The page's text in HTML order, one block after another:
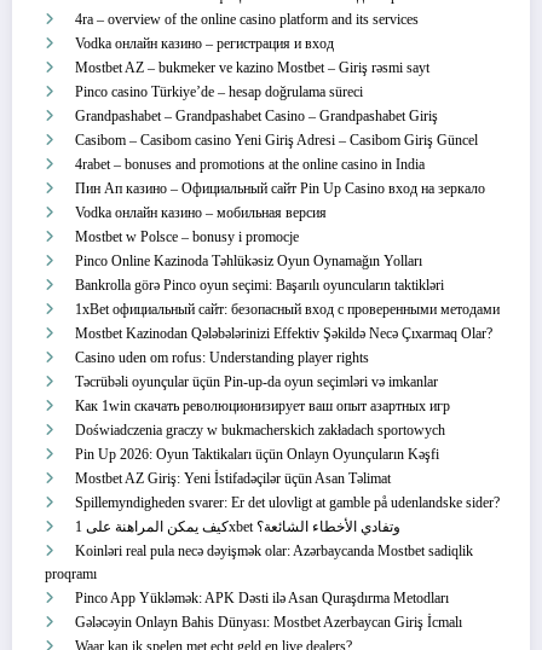
4ra – overview of the online casino platform and its services
Vodka онлайн казино – регистрация и вход
Mostbet AZ – bukmeker ve kazino Mostbet – Giriş rəsmi sayt
Pinco casino Türkiye’de – hesap doğrulama süreci
Grandpashabet – Grandpashabet Casino – Grandpashabet Giriş
Casibom – Casibom casino Yeni Giriş Adresi – Casibom Giriş Güncel
4rabet – bonuses and promotions at the online casino in India
Пин Ап казино – Официальный сайт Pin Up Casino вход на зеркало
Vodka онлайн казино – мобильная версия
Mostbet w Polsce – bonusy i promocje
Pinco Online Kazinoda Təhlükəsiz Oyun Oynamağın Yolları
Bankrolla görə Pinco oyun seçimi: Başarılı oyuncuların taktikləri
1xBet официальный сайт: безопасный вход с проверенными методами
Mostbet Kazinodan Qələbələrinizi Effektiv Şəkildə Necə Çıxarmaq Olar?
Casino uden om rofus: Understanding player rights
Təcrübəli oyunçular üçün Pin-up-da oyun seçimləri və imkanlar
Как 1win скачать революционизирует ваш опыт азартных игр
Doświadczenia graczy w bukmacherskich zakładach sportowych
Pin Up 2026: Oyun Taktikaları üçün Onlayn Oyunçuların Kəşfi
Mostbet AZ Giriş: Yeni İstifadəçilər üçün Asan Təlimat
Spillemyndigheden svarer: Er det ulovligt at gamble på udenlandske sider?
كيف يمكن المراهنة على 1xbet وتفادي الأخطاء الشائعة؟
Koinləri real pula necə dəyişmək olar: Azərbaycanda Mostbet sadiqlik
proqramı
Pinco App Yükləmək: APK Dəsti ilə Asan Quraşdırma Metodları
Gələcəyin Onlayn Bahis Dünyası: Mostbet Azerbaycan Giriş İcmalı